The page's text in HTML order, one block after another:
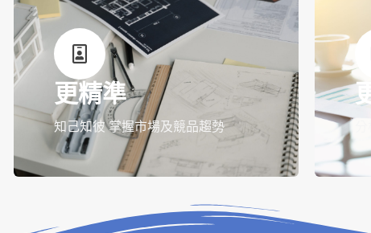
更精準
知己知彼 掌握市場及競品趨勢